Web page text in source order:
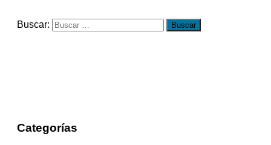
Buscar:
Categorías